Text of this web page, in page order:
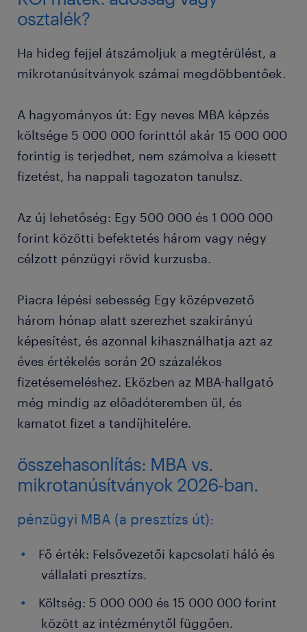
osztalék?
Ha hideg fejjel átszámoljuk a megtérülést, a
mikrotanúsítványok számai megdöbbentőek.
A hagyományos út: Egy neves MBA képzés
költsége 5 000 000 forinttól akár 15 000 000
forintig is terjedhet, nem számolva a kiesett
fizetést, ha nappali tagozaton tanulsz.
Az új lehetőség: Egy 500 000 és 1 000 000
forint közötti befektetés három vagy négy
célzott pénzügyi rövid kurzusba.
Piacra lépési sebesség Egy középvezető
három hónap alatt szerezhet szakirányú
képesítést, és azonnal kihasználhatja azt az
éves értékelés során 20 százalékos
fizetésemeléshez. Eközben az MBA-hallgató
még mindig az előadóteremben ül, és
kamatot fizet a tandíjhitelére.
összehasonlítás: MBA vs.
mikrotanúsítványok 2026-ban.
pénzügyi MBA (a presztízs út):
Fő érték: Felsővezetői kapcsolati háló és
vállalati presztízs.
Költség: 5 000 000 és 15 000 000 forint
között az intézménytől függően.